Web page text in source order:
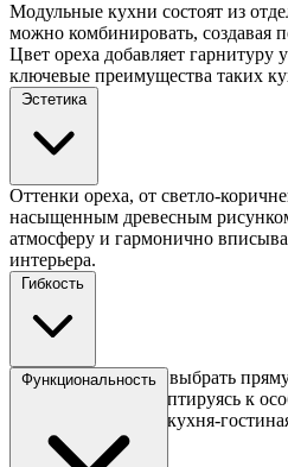
Модульные кухни состоят из
можно комбинировать, создавая
Цвет ореха добавляет гарнитуру
ключевые преимущества таких
Эстетика
Оттенки ореха, от светло-
насыщенным древесным
атмосферу и гармонично
интерьера.
Гибкость
Модули позволяют выбрать
конфигурацию, адаптируясь к
то узкая кухня или кухня-
Функциональность